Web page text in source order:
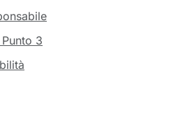
3